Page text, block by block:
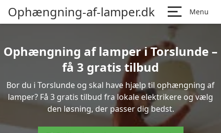
Ophængning-af-lamper.dk Menu
Ophængning af lamper i Torslunde –
få 3 gratis tilbud
Bor du i Torslunde og skal have hjælp til ophængning af
lamper? Få 3 gratis tilbud fra lokale elektrikere og vælg
den løsning, der passer dig bedst.